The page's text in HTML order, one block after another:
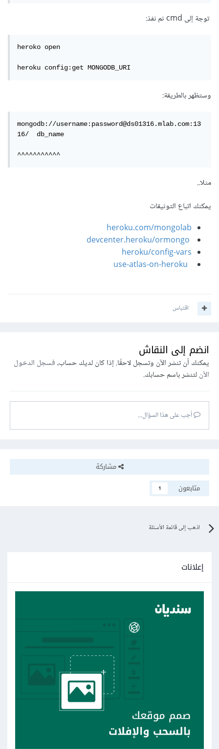
توجة إلى cmd ثم نفذ:
heroko open
heroku config:get MONGODB_URI
وستظهر بالطريقة:
mongodb://username:password@ds01316.mlab.com:13
16/  db_name
مثلا..
يمكنك اتباع التوثيقات
heroku.com/mongolab
devcenter.heroku/ormongo
heroku/config-vars
use-atlas-on-heroku
اقتباس
انضم إلى النقاش
يمكنك أن تنشر الآن وتسجل لاحقًا. إذا كان لديك حساب،فسجل الدخول
الآنلتنشر باسم حسابك.
أجب على هذا السؤال...
مشاركة
متابعون
1
اذهب إلى قائمة الأسئلة
إعلانات